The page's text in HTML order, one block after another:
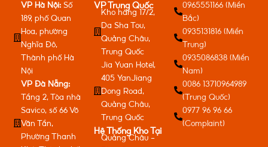
VP Hà Nội: Số
189, phố Quan
Hoa, phường
Nghĩa Đô,
Thành phố Hà
Nội
VP Đà Nẵng:
Tầng 2, Tòa nhà
Savico, số 66 Võ
Văn Tần,
Phường Thanh
VP Trung Quốc
Kho hàng 17/2,
Da Sha Tou,
Quảng Châu,
Trung Quốc
Jia Yuan Hotel,
405 YanJiang
Dong Road,
Quảng Châu,
Trung Quốc
Hệ Thống Kho Tại
Quảng Châu -
0965551166 (Miền
Bắc)
0935131816 (Miền
Trung)
0935086838 (Miền
Nam)
0086 13710964989
(Trung Quốc)
0977 96 96 66
(Complaint)